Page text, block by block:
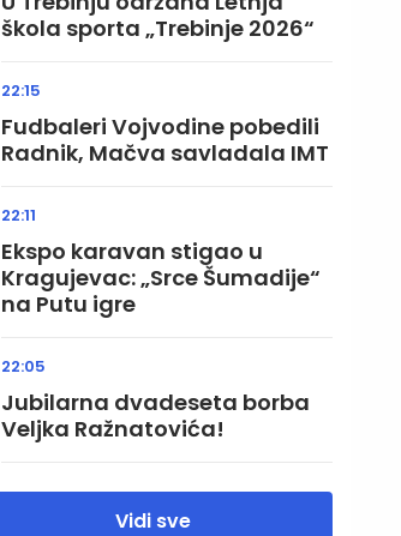
škola sporta „Trebinje 2026“
Fudbaleri Vojvodine pobedili
Radnik, Mačva savladala IMT
22:15
Ekspo karavan stigao u
Kragujevac: „Srce Šumadije“
na Putu igre
22:11
Jubilarna dvadeseta borba
Veljka Ražnatovića!
22:05
Vidi sve